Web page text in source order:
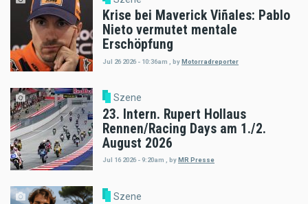
Krise bei Maverick Viñales: Pablo
Nieto vermutet mentale
Erschöpfung
Jul 26 2026 - 10:36am byMotorradreporter
Szene
23. Intern. Rupert Hollaus
Rennen/Racing Days am 1./2.
August 2026
Jul 16 2026 - 9:20am , by MR Presse
Szene